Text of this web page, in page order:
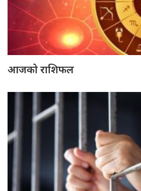
आजको राशिफल